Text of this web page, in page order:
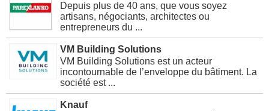
Depuis plus de 40 ans, que vous soyez
artisans, négociants, architectes ou
entrepreneurs du ...
VM Building Solutions
VM Building Solutions est un acteur
incontournable de l’enveloppe du bâtiment. La
société est ...
Knauf